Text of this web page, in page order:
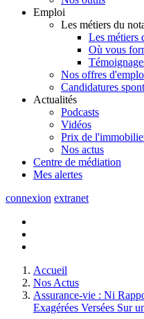
Emploi
Les métiers du
Les métiers
Où vous
Nos offres
Candidatures
Actualités
Podcasts
Vidéos
Prix de
Nos actus
Centre de médiation
Mes alertes
connexion extranet
Accueil
Nos Actus
Assurance-vie : Ni
Exagérées Versées Sur